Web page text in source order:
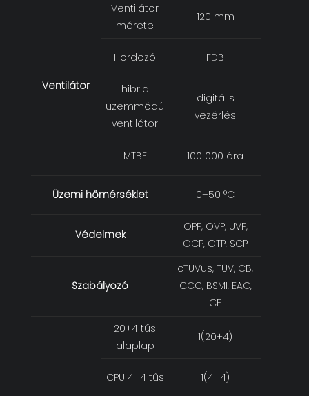
Ventilátor
Ventilátor
mérete
120 mm
Hordozó FDB
hibrid
üzemmódú
ventilátor
digitális
vezérlés
MTBF 100 000 óra
Üzemi hőmérséklet 0–50 °C
Védelmek
OPP, OVP, UVP,
OCP, OTP, SCP
Szabályozó
cTUVus, TÜV, CB,
CCC, BSMI, EAC,
CE
20+4 tűs
alaplap
1(20+4)
CPU 4+4 tűs 1(4+4)